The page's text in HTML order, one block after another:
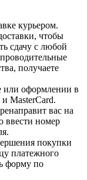
курьером.
чтобы
сдачу с любой
получаете
или оформлении в
MasterCard.
вас на
ввести номер
покупки
платежного
форму по